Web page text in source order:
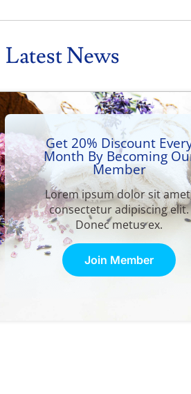
Latest News
Get 20% Discount
Month By Becoming
Member
Lorem ipsum dolor sit
consectetur adipiscing elit.
Donec metus ex.
Join Member